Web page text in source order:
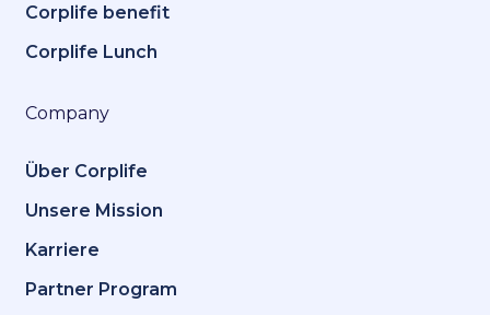
Corplife benefit
Corplife Lunch
Company
Über Corplife
Unsere Mission
Karriere
Partner Program